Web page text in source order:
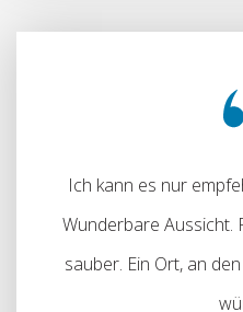
Ich kann es nur
Wunderbare Aussicht.
sauber. Ein Ort, an